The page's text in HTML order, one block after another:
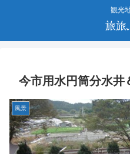
観光
旅旅
今市用水円筒分水井
風景